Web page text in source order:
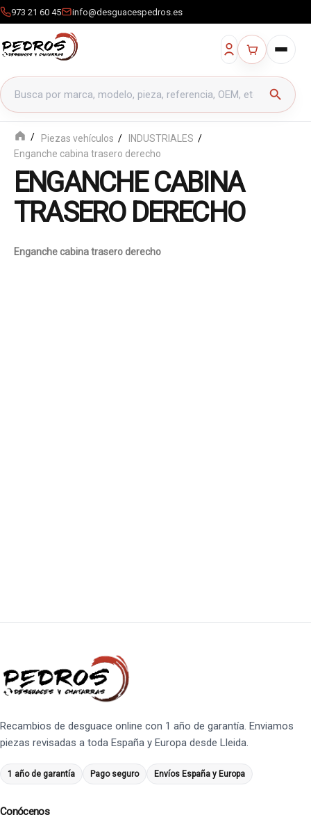
973 21 60 45 info@desguacespedros.es
Buscar productos
search
Piezas vehículos
INDUSTRIALES
Enganche cabina trasero derecho
ENGANCHE CABINA
TRASERO DERECHO
Enganche cabina trasero derecho
Recambios de desguace online con 1 año de garantía. Enviamos
piezas revisadas a toda España y Europa desde Lleida.
1 año de garantía Pago seguro Envíos España y Europa
Conócenos